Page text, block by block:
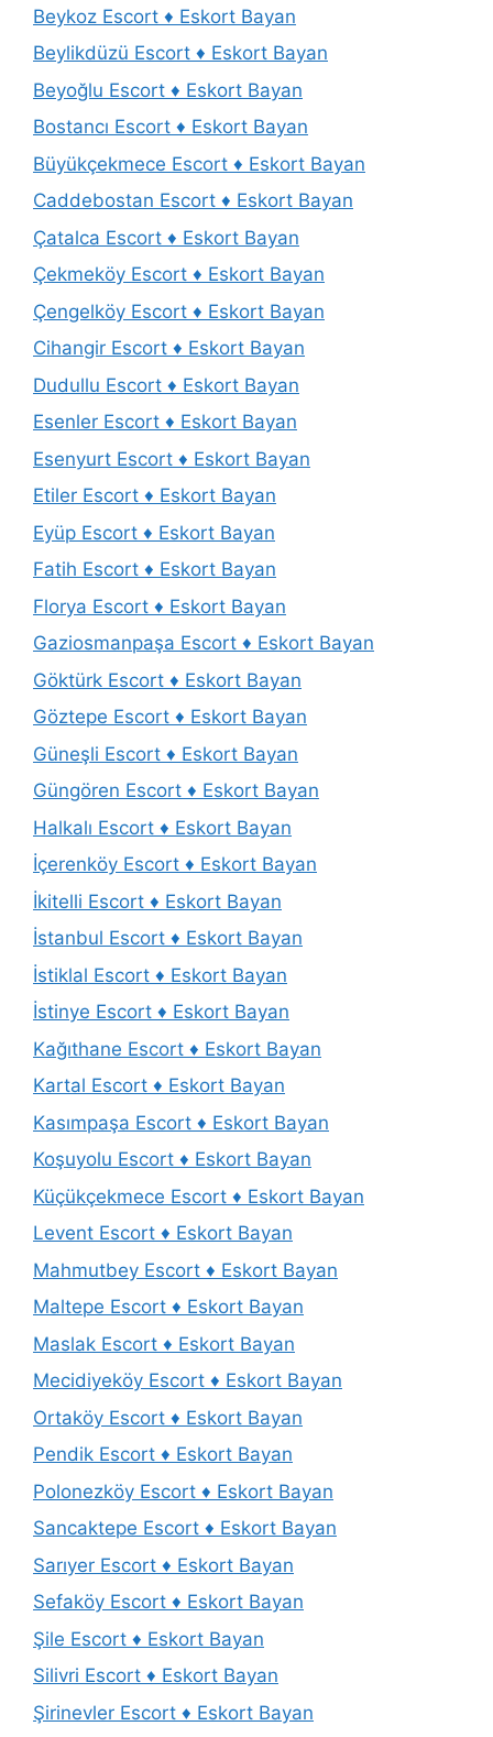
Beykoz Escort ♦️ Eskort Bayan
Beylikdüzü Escort ♦️ Eskort Bayan
Beyoğlu Escort ♦️ Eskort Bayan
Bostancı Escort ♦️ Eskort Bayan
Büyükçekmece Escort ♦️ Eskort Bayan
Caddebostan Escort ♦️ Eskort Bayan
Çatalca Escort ♦️ Eskort Bayan
Çekmeköy Escort ♦️ Eskort Bayan
Çengelköy Escort ♦️ Eskort Bayan
Cihangir Escort ♦️ Eskort Bayan
Dudullu Escort ♦️ Eskort Bayan
Esenler Escort ♦️ Eskort Bayan
Esenyurt Escort ♦️ Eskort Bayan
Etiler Escort ♦️ Eskort Bayan
Eyüp Escort ♦️ Eskort Bayan
Fatih Escort ♦️ Eskort Bayan
Florya Escort ♦️ Eskort Bayan
Gaziosmanpaşa Escort ♦️ Eskort Bayan
Göktürk Escort ♦️ Eskort Bayan
Göztepe Escort ♦️ Eskort Bayan
Güneşli Escort ♦️ Eskort Bayan
Güngören Escort ♦️ Eskort Bayan
Halkalı Escort ♦️ Eskort Bayan
İçerenköy Escort ♦️ Eskort Bayan
İkitelli Escort ♦️ Eskort Bayan
İstanbul Escort ♦️ Eskort Bayan
İstiklal Escort ♦️ Eskort Bayan
İstinye Escort ♦️ Eskort Bayan
Kağıthane Escort ♦️ Eskort Bayan
Kartal Escort ♦️ Eskort Bayan
Kasımpaşa Escort ♦️ Eskort Bayan
Koşuyolu Escort ♦️ Eskort Bayan
Küçükçekmece Escort ♦️ Eskort Bayan
Levent Escort ♦️ Eskort Bayan
Mahmutbey Escort ♦️ Eskort Bayan
Maltepe Escort ♦️ Eskort Bayan
Maslak Escort ♦️ Eskort Bayan
Mecidiyeköy Escort ♦️ Eskort Bayan
Ortaköy Escort ♦️ Eskort Bayan
Pendik Escort ♦️ Eskort Bayan
Polonezköy Escort ♦️ Eskort Bayan
Sancaktepe Escort ♦️ Eskort Bayan
Sarıyer Escort ♦️ Eskort Bayan
Sefaköy Escort ♦️ Eskort Bayan
Şile Escort ♦️ Eskort Bayan
Silivri Escort ♦️ Eskort Bayan
Şirinevler Escort ♦️ Eskort Bayan